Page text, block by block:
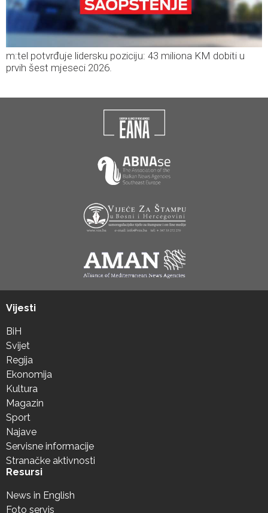
m:tel potvrđuje lidersku poziciju: 43 miliona KM dobiti u
prvih šest mjeseci 2026.
Vijesti
BiH
Svijet
Regija
Ekonomija
Kultura
Magazin
Sport
Najave
Servisne informacije
Stranačke aktivnosti
Resursi
News in English
Foto servis